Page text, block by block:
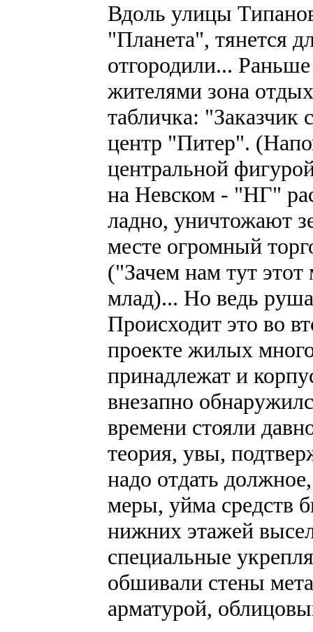
Вдоль улицы
"Планета", тянется
отгородили...
жителями зона
табличка:
центр "Питер".
центральной
на Невском - "НГ"
ладно, уничтожают
месте огромный
("Зачем нам тут
млад)... Но ведь
Происходит это во
проекте жилых
принадлежат и
внезапно
времени стояли
теория, увы,
надо отдать
меры, уйма средств
нижних этажей
специальные
обшивали стены
арматурой,